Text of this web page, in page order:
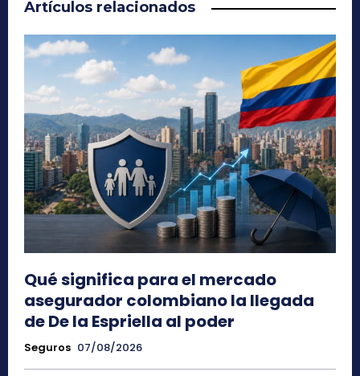
Artículos relacionados
Qué significa para el mercado
asegurador colombiano la llegada
de De la Espriella al poder
Seguros 07/08/2026